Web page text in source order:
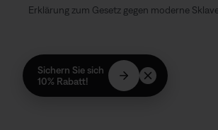
Erklärung zum Gesetz gegen moderne
Sichern Sie sich
10% Rabatt!